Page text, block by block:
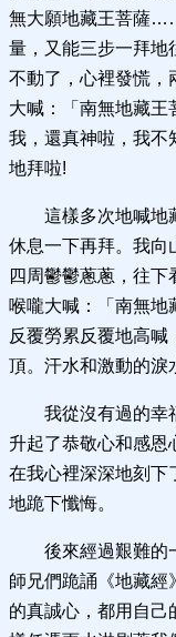
無大願地藏王菩薩
量，又能三步一拜地
不動了，心裡發慌，
大喊：「南無地藏
我，還真神啦，我不
地拜啦!
這樣多次地喊地
休息一下再拜。我向
四周鬱鬱蔥蔥，往
喉嚨大喊：「南無
反覆勞累反覆地高喊
頂。汗水和激動的淚
我從沒有過的幸
升起了恭敬心和感恩
在我心裡深深地刻下
地跪下懺悔。
後來經過艱難的
師兄們跪誦《地藏經
的真誠心，都用自己